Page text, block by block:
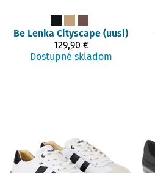
Be Lenka Cityscape (uusi)
129,90 €
Dostupné skladom